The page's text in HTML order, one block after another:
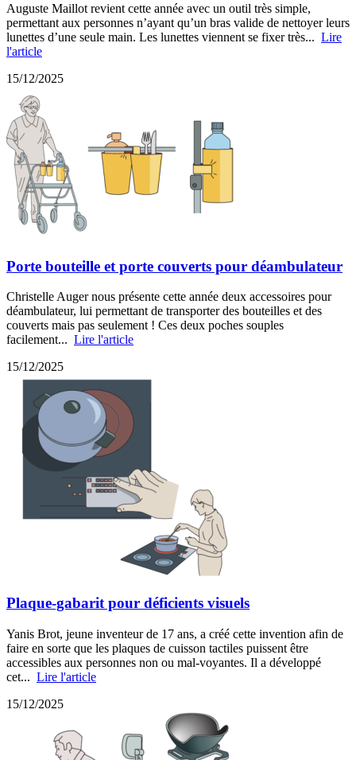
Auguste Maillot revient cette année avec un outil très simple,
permettant aux personnes n’ayant qu’un bras valide de nettoyer leurs
lunettes d’une seule main. Les lunettes viennent se fixer très... Lire
l'article
15/12/2025
Porte bouteille et porte couverts pour déambulateur
Christelle Auger nous présente cette année deux accessoires pour
déambulateur, lui permettant de transporter des bouteilles et des
couverts mais pas seulement ! Ces deux poches souples
facilement... Lire l'article
15/12/2025
Plaque-gabarit pour déficients visuels
Yanis Brot, jeune inventeur de 17 ans, a créé cette invention afin de
faire en sorte que les plaques de cuisson tactiles puissent être
accessibles aux personnes non ou mal-voyantes. Il a développé
cet... Lire l'article
15/12/2025